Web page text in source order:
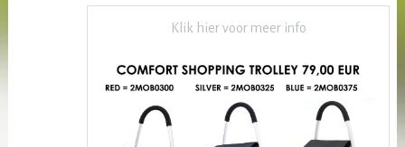
Klik hier voor meer info